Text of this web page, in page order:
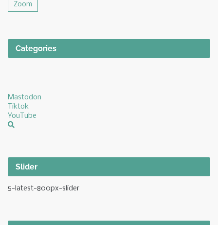
Zoom
Categories
Mastodon
Tiktok
YouTube
Slider
5-latest-800px-slider